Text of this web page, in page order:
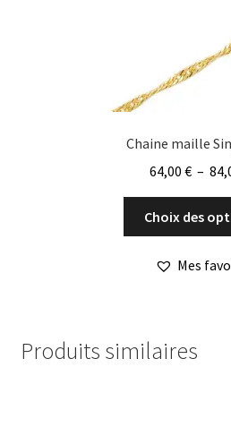
Chaine maille
64,00 € –
Choix des
Mes
Produits similaires